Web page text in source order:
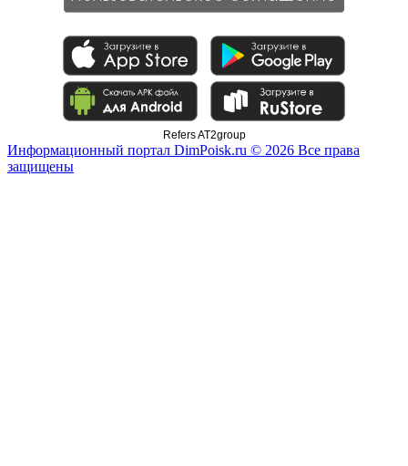
Refers AT2group
Информационный портал DimPoisk.ru © 2026 Все права
защищены